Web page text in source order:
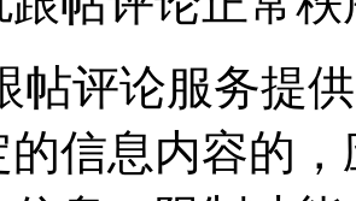
帖评论服务提
信息内容的